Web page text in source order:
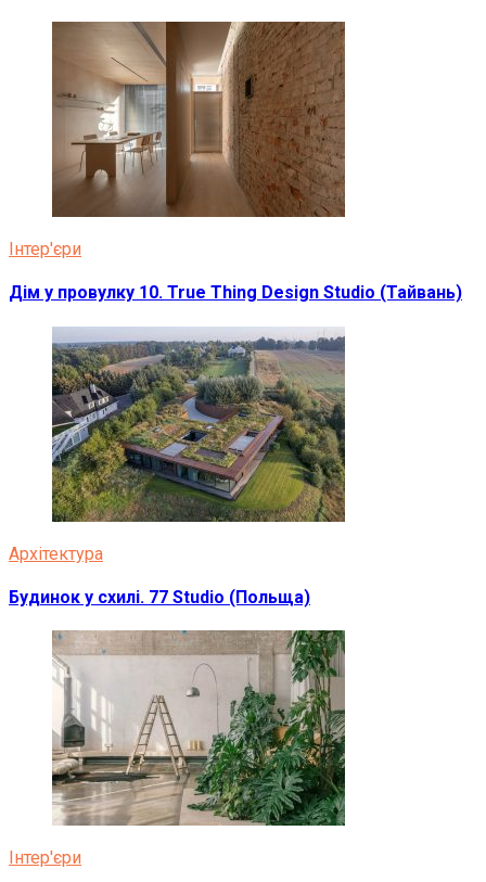
Інтер'єри
Дім у провулку 10. True Thing Design Studio (Тайвань)
Архітектура
Будинок у схилі. 77 Studio (Польща)
Інтер'єри